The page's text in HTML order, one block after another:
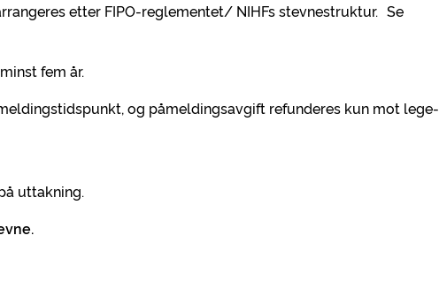
etter FIPO-reglementet/ NIHFs stevnestruktur. Se
fem år.
og påmeldingsavgift refunderes kun mot lege-
uttakning.